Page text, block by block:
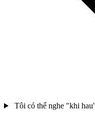
Tôi có thể nghe "khi